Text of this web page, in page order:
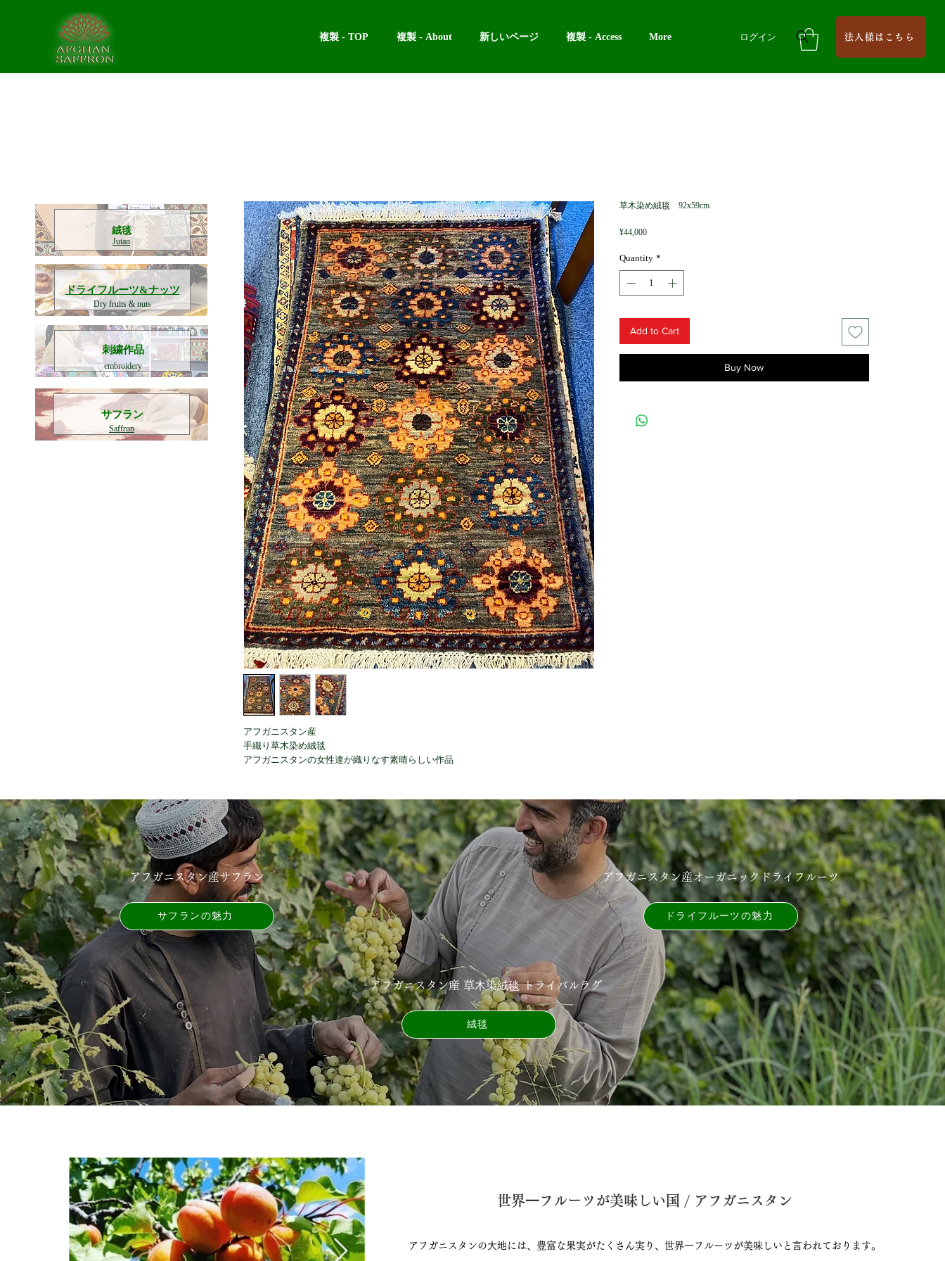
ログイン
複製 - TOP 複製 - About 新しいページ 複製 - Access More 法人様はこちら
​絨毯
Jutan
​ドライフルーツ&ナッツ
Dry fruits & nuts
刺繍作品
embroidery
​サフラン
Saffron
アフガニスタン産
手織り草木染め絨毯
アフガニスタンの女性達が織りなす素晴らしい作品
草木染め絨毯 92x59cm
¥44,000Price
Quantity *
Add to Cart
Buy Now
アフガニスタン産サフラン
サフランの魅力
アフガニスタン産オーガニックドライフルーツ
ドライフルーツの魅⼒
アフガニスタン産 草⽊染絨毯 トライバルラグ
絨毯
世界⼀フルーツが美味しい国 / アフガニスタン
アフガニスタンの⼤地には、豊富な果実がたくさん実り、世界⼀フルーツが美味しいと⾔われております。